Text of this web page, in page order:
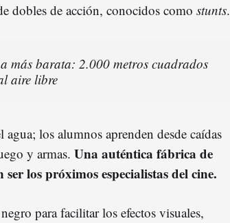
dobles de acción, conocidos como stunts.
más barata: 2.000 metros cuadrados
aire libre
los alumnos aprenden desde caídas
y armas. Una auténtica fábrica de
los próximos especialistas del cine.
para facilitar los efectos visuales,